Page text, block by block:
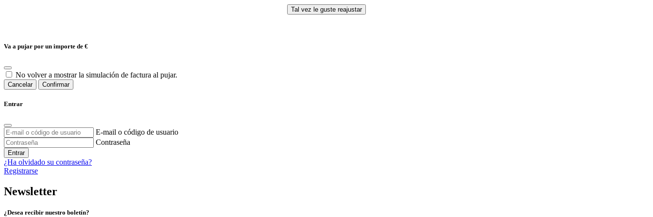
Va a pujar por un importe de €
No volver a mostrar la simulación de factura al pujar.
Cancelar Confirmar
Entrar
E-mail o código de usuario
Contraseña
Entrar
¿Ha olvidado su contraseña?
Registrarse
Newsletter
¿Desea recibir nuestro boletín?